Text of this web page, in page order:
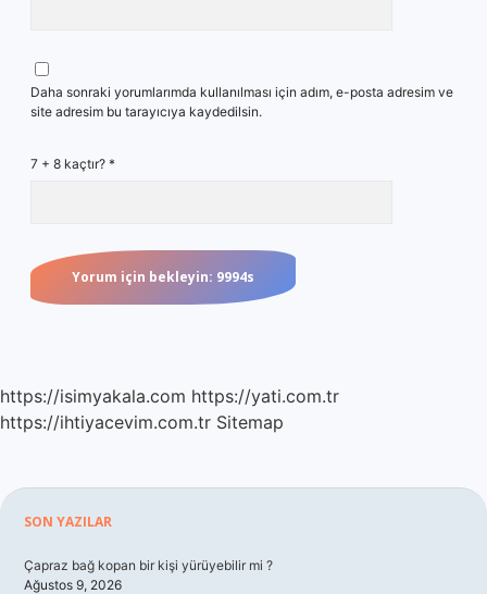
Daha sonraki yorumlarımda kullanılması için adım, e-posta adresim ve
site adresim bu tarayıcıya kaydedilsin.
7 + 8 kaçtır? *
https://isimyakala.com https://yati.com.tr
https://ihtiyacevim.com.tr Sitemap
Sidebar
SON YAZILAR
Çapraz bağ kopan bir kişi yürüyebilir mi ?
Ağustos 9, 2026